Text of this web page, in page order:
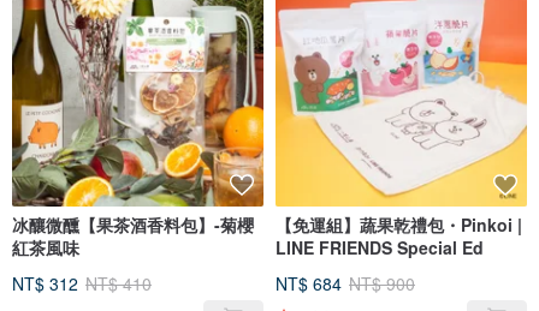
冰釀微醺【果茶酒香料包】-菊櫻
紅茶風味
NT$ 312 NT$ 410
【免運組】蔬果乾禮包・Pinkoi |
LINE FRIENDS Special Ed
NT$ 684 NT$ 900